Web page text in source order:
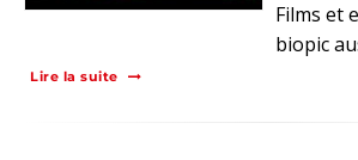
Films et
biopic
Lire la suite